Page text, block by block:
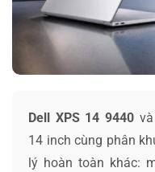
Dell XPS 14 9440và
14 inch cùng phân
lý hoàn toàn khác: